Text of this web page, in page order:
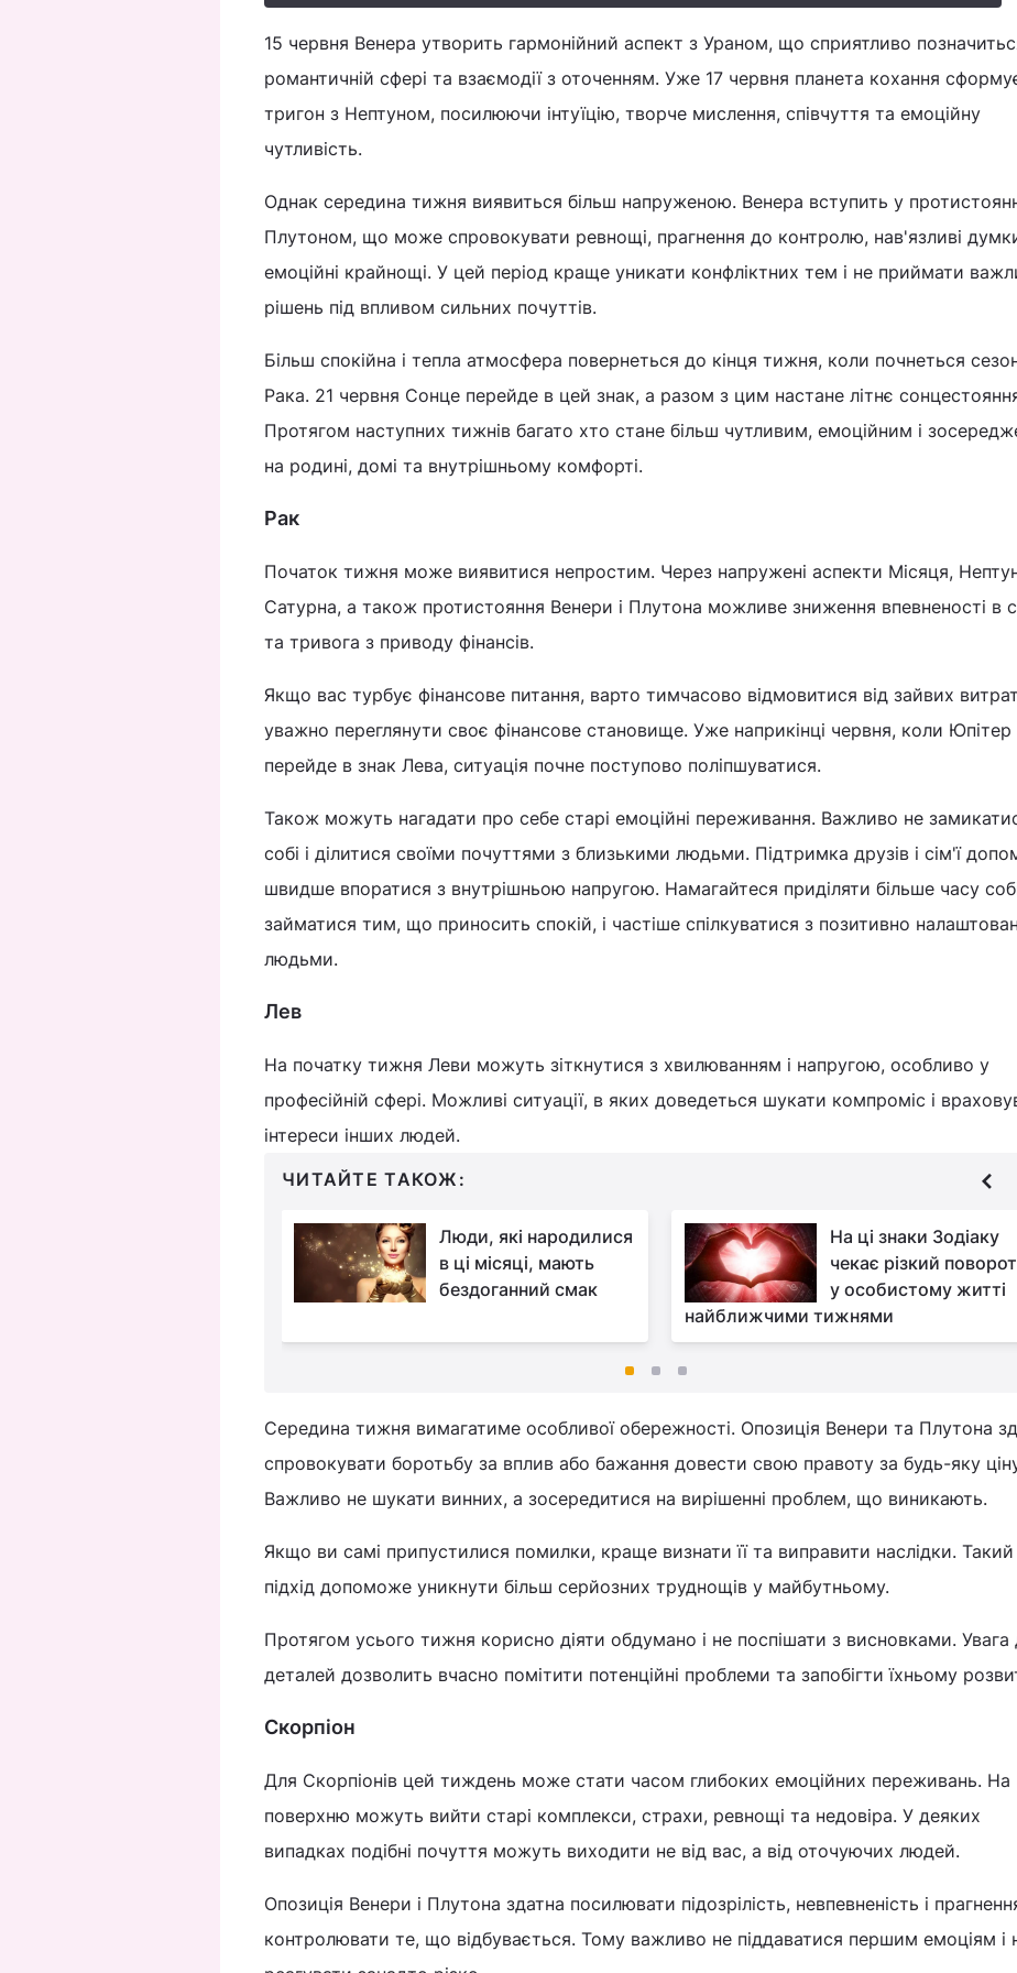
15 червня Венера утворить гармонійний аспект з Ураном, що сприятливо
романтичній сфері та взаємодії з оточенням. Уже 17 червня планета кохання
тригон з Нептуном, посилюючи інтуїцію, творче мислення, співчуття та емоційну
чутливість.
Однак середина тижня виявиться більш напруженою. Венера вступить у
Плутоном, що може спровокувати ревнощі, прагнення до контролю, нав'язливі
емоційні крайнощі. У цей період краще уникати конфліктних тем і не приймати
рішень під впливом сильних почуттів.
Більш спокійна і тепла атмосфера повернеться до кінця тижня, коли почнеться
Рака. 21 червня Сонце перейде в цей знак, а разом з цим настане літнє
Протягом наступних тижнів багато хто стане більш чутливим, емоційним і
на родині, домі та внутрішньому комфорті.
Рак
Початок тижня може виявитися непростим. Через напружені аспекти Місяця,
Сатурна, а також протистояння Венери і Плутона можливе зниження впевненості в
та тривога з приводу фінансів.
Якщо вас турбує фінансове питання, варто тимчасово відмовитися від зайвих витрат
уважно переглянути своє фінансове становище. Уже наприкінці червня, коли Юпітер
перейде в знак Лева, ситуація почне поступово поліпшуватися.
Також можуть нагадати про себе старі емоційні переживання. Важливо не
собі і ділитися своїми почуттями з близькими людьми. Підтримка друзів і сім'ї
швидше впоратися з внутрішньою напругою. Намагайтеся приділяти більше часу
займатися тим, що приносить спокій, і частіше спілкуватися з позитивно
людьми.
Лев
На початку тижня Леви можуть зіткнутися з хвилюванням і напругою, особливо у
професійній сфері. Можливі ситуації, в яких доведеться шукати компроміс і
інтереси інших людей.
ЧИТАЙТЕ ТАКОЖ:
Люди, які народилися
в ці місяці, мають
бездоганний смак
На ці знаки Зодіаку
чекає різкий поворот
у особистому житті
найближчими тижнями
Середина тижня вимагатиме особливої обережності. Опозиція Венери та Плутона
спровокувати боротьбу за вплив або бажання довести свою правоту за будь-яку
Важливо не шукати винних, а зосередитися на вирішенні проблем, що виникають.
Якщо ви самі припустилися помилки, краще визнати її та виправити наслідки. Такий
підхід допоможе уникнути більш серйозних труднощів у майбутньому.
Протягом усього тижня корисно діяти обдумано і не поспішати з висновками. Увага
деталей дозволить вчасно помітити потенційні проблеми та запобігти їхньому
Скорпіон
Для Скорпіонів цей тиждень може стати часом глибоких емоційних переживань. На
поверхню можуть вийти старі комплекси, страхи, ревнощі та недовіра. У деяких
випадках подібні почуття можуть виходити не від вас, а від оточуючих людей.
Опозиція Венери і Плутона здатна посилювати підозрілість, невпевненість і
контролювати те, що відбувається. Тому важливо не піддаватися першим емоціям і